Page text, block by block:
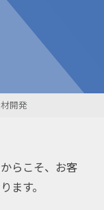
開発・導入実績
環境負荷物質調
査結果
開発
らこそ、お客
ます。